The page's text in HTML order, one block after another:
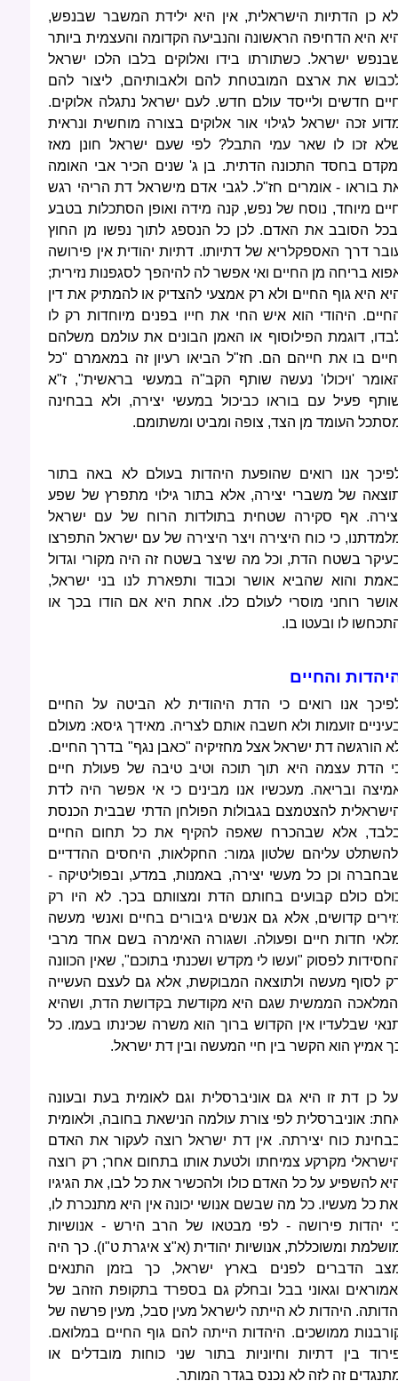
כן הדתיות הישראלית, אין היא ילידת המשבר שבנפש,
היא הדחיפה הראשונה והנביעה הקדומה והעצמית ביותר
ישראל. כשתורתו בידו ואלוקים בלבו הלכו ישראל
את ארצם המובטחת להם ולאבותיהם, ליצור להם
חדשים ולייסד עולם חדש. לעם ישראל נתגלה אלוקים.
זכה ישראל לגילוי אור אלוקים בצורה מוחשית ונראית
זכו לו שאר עמי התבל? לפי שעם ישראל חונן מאז
בחסד התכונה הדתית. בן ג' שנים הכיר אבי האומה
בוראו - אומרים חז"ל. לגבי אדם מישראל דת הריהי רגש
מיוחד, נוסח של נפש, קנה מידה ואופן הסתכלות בטבע
הסובב את האדם. לכן כל הנספג לתוך נפשו מן החוץ
דרך האספקלריא של דתיותו. דתיות יהודית אין פירושה
בריחה מן החיים ואי אפשר לה להיהפך לסגפנות נזירית;
היא גוף החיים ולא רק אמצעי להצדיק או להמתיק את דין
היהודי הוא איש החי את חייו בפנים מיוחדות רק לו
דוגמת הפילוסוף או האמן הבונים את עולמם משלהם
בו את חייהם הם. חז"ל הביאו רעיון זה במאמרם "כל
'ויכולו' נעשה שותף הקב"ה במעשי בראשית", ז"א
פעיל עם בוראו כביכול במעשי יצירה, ולא בבחינה
העומד מן הצד, צופה ומביט ומשתומם.
אנו רואים שהופעת היהדות בעולם לא באה בתור
של משברי יצירה, אלא בתור גילוי מתפרץ של שפע
אף סקירה שטחית בתולדות הרוח של עם ישראל
כי כוח היצירה ויצר היצירה של עם ישראל התפרצו
בשטח הדת, וכל מה שיצר בשטח זה היה מקורי וגדול
והוא שהביא אושר וכבוד ותפארת לנו בני ישראל,
רוחני מוסרי לעולם כלו. אחת היא אם הודו בכך או
לו ובעטו בו.
והחיים
אנו רואים כי הדת היהודית לא הביטה על החיים
זועמות ולא חשבה אותם לצריה. מאידך גיסא: מעולם
הורגשה דת ישראל אצל מחזיקיה "כאבן נגף" בדרך החיים.
הדת עצמה היא תוך תוכה וטיב טיבה של פעולת חיים
ובריאה. מעכשיו אנו מבינים כי אי אפשר היה לדת
להצטמצם בגבולות הפולחן הדתי שבבית הכנסת
אלא שבהכרח שאפה להקיף את כל תחום החיים
עליהם שלטון גמור: החקלאות, היחסים ההדדיים
וכן כל מעשי יצירה, באמנות, במדע, ובפוליטיקה -
כולם קבועים בחותם הדת ומצוותם בכך. לא היו רק
קדושים, אלא גם אנשים גיבורים בחיים ואנשי מעשה
חדות חיים ופעולה. ושגורה האימרה בשם אחד מרבי
לפסוק "ועשו לי מקדש ושכנתי בתוכם", שאין הכוונה
לסוף מעשה ולתוצאה המבוקשת, אלא גם לעצם העשייה
הממשית שגם היא מקודשת בקדושת הדת, ושהיא
שבלעדיו אין הקדוש ברוך הוא משרה שכינתו בעמו. כל
אמיץ הוא הקשר בין חיי המעשה ובין דת ישראל.
כן דת זו היא גם אוניברסלית וגם לאומית בעת ובעונה
אוניברסלית לפי צורת עולמה הנישאת בחובה, ולאומית
כוח יצירתה. אין דת ישראל רוצה לעקור את האדם
מקרקע צמיחתו ולטעת אותו בתחום אחר; רק רוצה
להשפיע על כל האדם כולו ולהכשיר את כל לבו, את הגיגיו
כל מעשיו. כל מה שבשם אנושי יכונה אין היא מתנכרת לו,
יהדות פירושה - לפי מבטאו של הרב הירש - אנושיות
ומשוכללת, אנושיות יהודית (א"צ איגרת ט"ו). כך היה
הדברים לפנים בארץ ישראל, כך בזמן התנאים
וגאוני בבל ובחלק גם בספרד בתקופת הזהב של
היהדות לא הייתה לישראל מעין סבל, מעין פרשה של
ממושכים. היהדות הייתה להם גוף החיים במלואם.
בין דתיות וחיוניות בתור שני כוחות מובדלים או
זה לזה לא נכנס בגדר המותר.